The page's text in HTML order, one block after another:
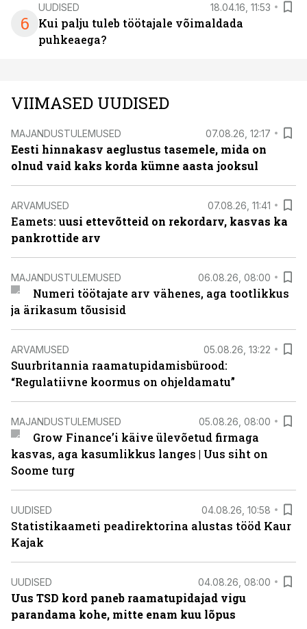
6
UUDISED 18.04.16, 11:53
Kui palju tuleb töötajale võimaldada
puhkeaega?
VIIMASED UUDISED
MAJANDUSTULEMUSED 07.08.26, 12:17
Eesti hinnakasv aeglustus tasemele, mida on
olnud vaid kaks korda kümne aasta jooksul
ARVAMUSED 07.08.26, 11:41
Eamets: uusi ettevõtteid on rekordarv, kasvas ka
pankrottide arv
MAJANDUSTULEMUSED 06.08.26, 08:00
Numeri töötajate arv vähenes, aga tootlikkus
ja ärikasum tõusisid
ARVAMUSED 05.08.26, 13:22
Suurbritannia raamatupidamisbürood:
“Regulatiivne koormus on ohjeldamatu”
MAJANDUSTULEMUSED 05.08.26, 08:00
Grow Finance’i käive ülevõetud firmaga
kasvas, aga kasumlikkus langes | Uus siht on
Soome turg
UUDISED 04.08.26, 10:58
Statistikaameti peadirektorina alustas tööd Kaur
Kajak
UUDISED 04.08.26, 08:00
Uus TSD kord paneb raamatupidajad vigu
parandama kohe, mitte enam kuu lõpus